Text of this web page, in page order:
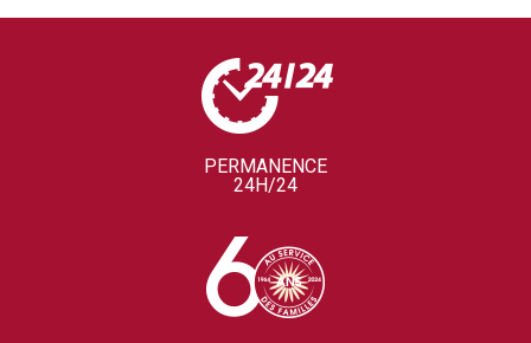
PERMANENCE
24H/24